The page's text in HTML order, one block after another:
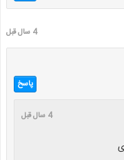
4 سال قبل
پاسخ
4 سال قبل